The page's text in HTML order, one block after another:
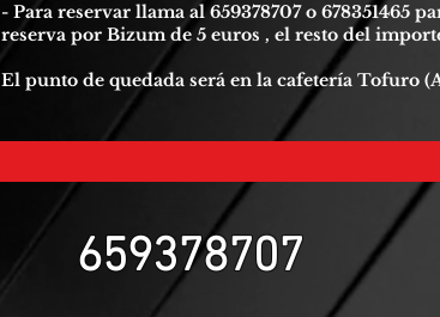
- Para reservar llama al 659378707 o
reserva por Bizum de 5 euros , el resto del
El punto de quedada será en la cafetería Tofuro
659378707